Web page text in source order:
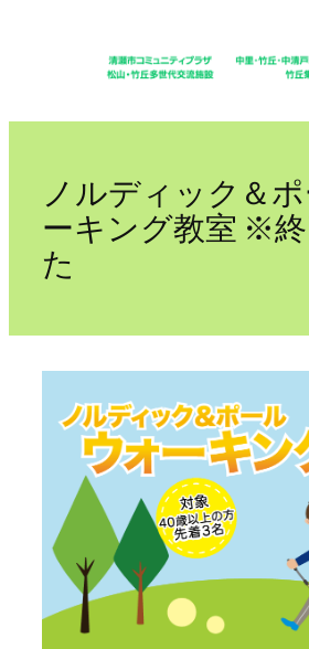
キ
ノルディック＆
ーキング教室 ※
た